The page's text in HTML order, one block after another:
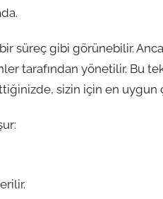
süreç gibi görünebilir.
tarafından yönetilir. Bu
sizin için en uygun